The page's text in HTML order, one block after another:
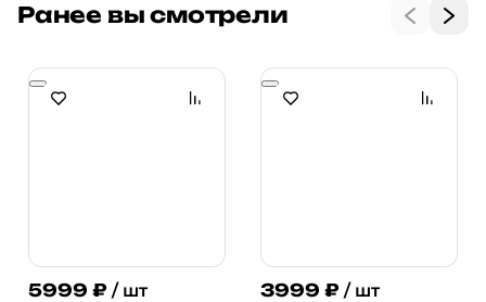
Ранее вы смотрели
5999 ₽ / шт 3999 ₽ / шт